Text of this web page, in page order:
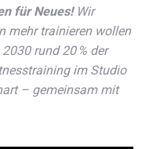
für Neues! Wir
mehr trainieren wollen
rund 20 % der
im Studio
– gemeinsam mit